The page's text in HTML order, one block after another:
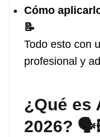
Cómo
📝
Todo esto con
profesional y
¿Qué es
2026?